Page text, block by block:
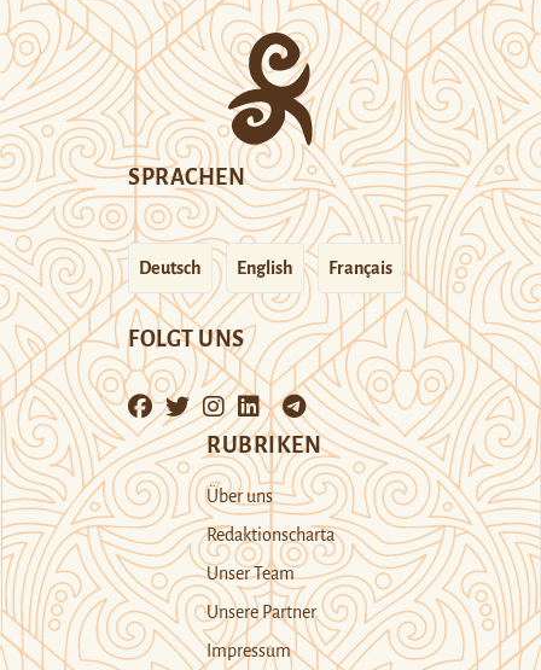
SPRACHEN
Deutsch English Français
FOLGT UNS
RUBRIKEN
Über uns
Redaktionscharta
Unser Team
Unsere Partner
Impressum